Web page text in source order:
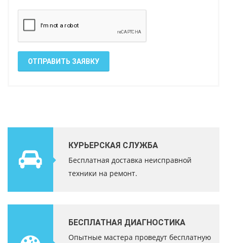
ОТПРАВИТЬ ЗАЯВКУ
КУРЬЕРСКАЯ СЛУЖБА
Бесплатная доставка неисправной
техники на ремонт.
БЕСПЛАТНАЯ ДИАГНОСТИКА
Опытные мастера проведут бесплатную